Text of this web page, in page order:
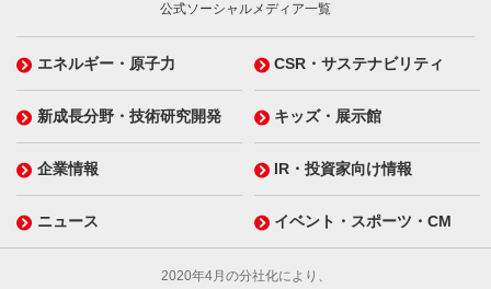
公式ソーシャルメディア一覧
エネルギー・原子力 CSR・サステナビリティ
新成長分野・技術研究開発 キッズ・展示館
企業情報 IR・投資家向け情報
ニュース イベント・スポーツ・CM
2020年4月の分社化により、